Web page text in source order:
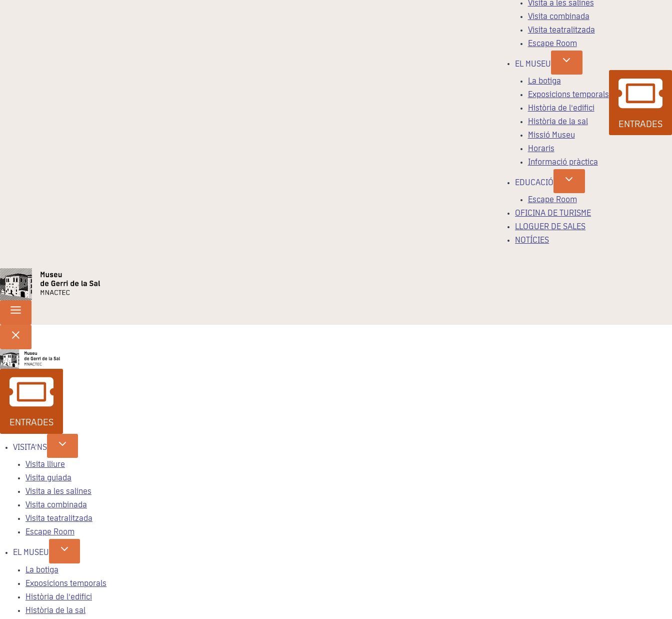
Visita a les salines
Visita combinada
Visita teatralitzada
Escape Room
EL MUSEU
La botiga
Exposicions temporals
Història de l’edifici
Història de la sal
Missió Museu
Horaris
Informació pràctica
EDUCACIÓ
Escape Room
OFICINA DE TURISME
LLOGUER DE SALES
NOTÍCIES
ENTRADES
ENTRADES
VISITA’NS
Visita lliure
Visita guiada
Visita a les salines
Visita combinada
Visita teatralitzada
Escape Room
EL MUSEU
La botiga
Exposicions temporals
Història de l’edifici
Història de la sal